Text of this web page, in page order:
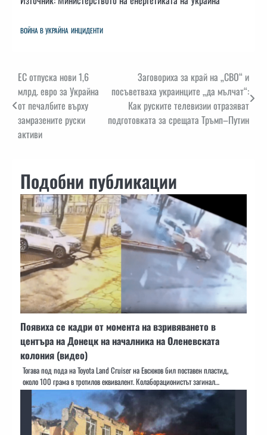
ВОЙНА В УКРАЙНА ИНЦИДЕНТИ
Навигация
ЕС отпуска нови 1,6
млрд. евро за Украйна
от печалбите върху
замразените руски
активи
Заговориха за край на „СВО“ и
посъветваха украинците „да мълчат“:
Как руските телевизии отразяват
подготовката за срещата Тръмп–Путин
Подобни публикации
Появиха се кадри от момента на взривяването в
центъра на Донецк на началника на Оленевската
колония (видео)
Тогава под пода на Toyota Land Cruiser на Евсюков бил поставен пластид,
около 100 грама в тротилов еквивалент. Колаборационистът загинал…